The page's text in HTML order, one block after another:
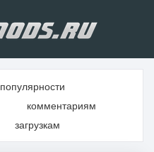
популярности
комментариям
загрузкам